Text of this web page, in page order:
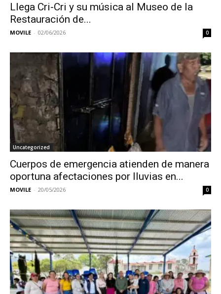
Llega Cri-Cri y su música al Museo de la
Restauración de...
MOVILE - 02/06/2026 0
Uncategorized
Cuerpos de emergencia atienden de manera
oportuna afectaciones por lluvias en...
MOVILE - 20/05/2026 0